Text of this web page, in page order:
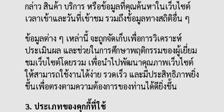
กล่าว สินค้า บริการ หรือข้อมูลที่คุณค้นหาในเว็บไซต์
เวลาเข้าและวันที่เข้าชม รวมถึงข้อมูลทางสถิติอื่น ๆ
ข้อมูลต่าง ๆ เหล่านี้ จะถูกจัดเก็บเพื่อการวิเคราะห์
ประเมินผล และช่วยในการศึกษาพฤติกรรมของผู้เยี่ยม
ชมเว็บไซต์โดยรวม เพื่อนำไปพัฒนาคุณภาพเว็บไซต์
ให้สามารถใช้งานได้ง่าย รวดเร็ว และมีประสิทธิภาพยิ่ง
ขึ้นเพื่อตรงตามความต้องการของท่านได้ดียิ่งขึ้น
3. ประเภทของคุกกี้ที่ใช้